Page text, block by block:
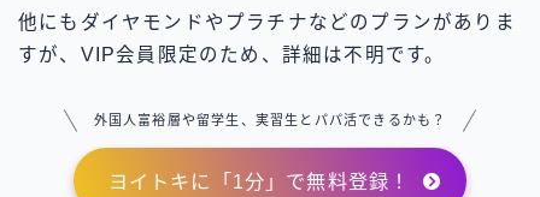
他にもダイヤモンドやプラチナなどのプランがありま
すが、VIP会員限定のため、詳細は不明です。
外国人富裕層や留学生、実習生とパパ活できるかも？
ヨイトキに「1分」で無料登録！